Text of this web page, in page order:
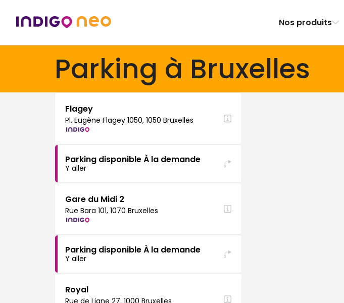
Nos produits
Parking à Bruxelles
Flagey
Pl. Eugène Flagey 1050, 1050 Bruxelles
Parking disponible À la demande
Y aller
Gare du Midi 2
Rue Bara 101, 1070 Bruxelles
Parking disponible À la demande
Y aller
Royal
Rue de Ligne 27, 1000 Bruxelles